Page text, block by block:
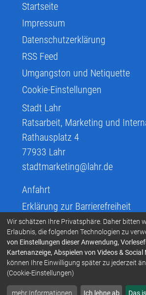
Startseite
Impressum
Datenschutzerklärung
RSS Feed
Umgangston und Netiquette
Cookie-Einstellungen
Stadt Lahr
Ratsarbeit, Marketing und
Rathausplatz 4
77933 Lahr
stadtmarketing@lahr.de
Anfahrt
Erklärung zur Barrierefreiheit
Infos zur Barrierefreiheit
Infos in Leichter Sprache
Infos zur Gebärdensprache
Übersetzen und Vorlesen
Wir schätzen Ihre Privatsphäre. Daher bitten
Erlaubnis, die folgenden Technologien zu
von Einstellungen dieser Anwendung,
Kartenanzeige, Abspielen von Videos & Social
können Ihre Einwilligung später zu jederzeit
(Cookie-Einstellungen)
mehr Informationen Ich lehne ab Das